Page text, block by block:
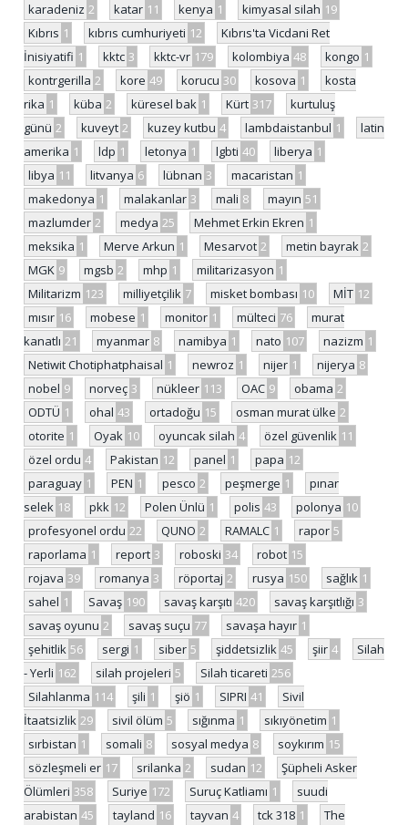
karadeniz 2 katar 11 kenya 1 kimyasal silah 19
Kıbrıs 1 kıbrıs cumhuriyeti 12
Kıbrıs'ta Vicdani Ret
İnisiyatifi 1 kktc 3 kktc-vr 179 kolombiya 48 kongo 1
kontrgerilla 2 kore 49 korucu 30 kosova 1
kosta
rika 1 küba 2 küresel bak 1 Kürt 317
kurtuluş
günü 2 kuveyt 2 kuzey kutbu 4 lambdaistanbul 1
latin
amerika 1 ldp 1 letonya 1 lgbti 40 liberya 1
libya 11 litvanya 6 lübnan 3 macaristan 1
makedonya 1 malakanlar 3 mali 8 mayın 51
mazlumder 2 medya 25 Mehmet Erkin Ekren 1
meksika 1 Merve Arkun 1 Mesarvot 2 metin bayrak 2
MGK 9 mgsb 2 mhp 1 militarizasyon 1
Militarizm 123 milliyetçilik 7 misket bombası 10 MİT 12
mısır 16 mobese 1 monitor 1 mülteci 76
murat
kanatlı 21 myanmar 8 namibya 1 nato 107 nazizm 1
Netiwit Chotiphatphaisal 1 newroz 1 nijer 1 nijerya 8
nobel 9 norveç 3 nükleer 113 OAC 9 obama 2
ODTÜ 1 ohal 43 ortadoğu 15 osman murat ülke 2
otorite 1 Oyak 10 oyuncak silah 4 özel güvenlik 11
özel ordu 4 Pakistan 12 panel 1 papa 12
paraguay 1 PEN 1 pesco 2 peşmerge 1
pınar
selek 18 pkk 12 Polen Ünlü 1 polis 43 polonya 10
profesyonel ordu 22 QUNO 2 RAMALC 1 rapor 5
raporlama 1 report 3 roboski 34 robot 15
rojava 39 romanya 3 röportaj 2 rusya 150 sağlık 1
sahel 1 Savaş 190 savaş karşıtı 420 savaş karşıtlığı 3
savaş oyunu 2 savaş suçu 77 savaşa hayır 1
şehitlik 56 sergi 1 siber 5 şiddetsizlik 45 şiir 4
Silah
- Yerli 162 silah projeleri 5 Silah ticareti 256
Silahlanma 114 şili 1 şiö 1 SIPRI 41
Sivil
İtaatsizlik 29 sivil ölüm 5 sığınma 1 sıkıyönetim 1
sırbistan 1 somali 8 sosyal medya 8 soykırım 15
sözleşmeli er 17 srilanka 2 sudan 12
Şüpheli Asker
Ölümleri 358 Suriye 172 Suruç Katliamı 1
suudi
arabistan 45 tayland 16 tayvan 4 tck 318 1
The